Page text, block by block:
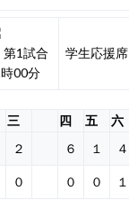
第1試合
00分
学生応援席
三 四 五 六
２ ６ １ ４
０ ０ ０ １